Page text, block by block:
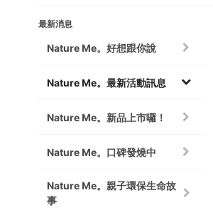
最新消息
Nature Me。好想跟你說
Nature Me。最新活動訊息
Nature Me。新品上市囉！
Nature Me。口碑發燒中
Nature Me。親子環保生命故
事